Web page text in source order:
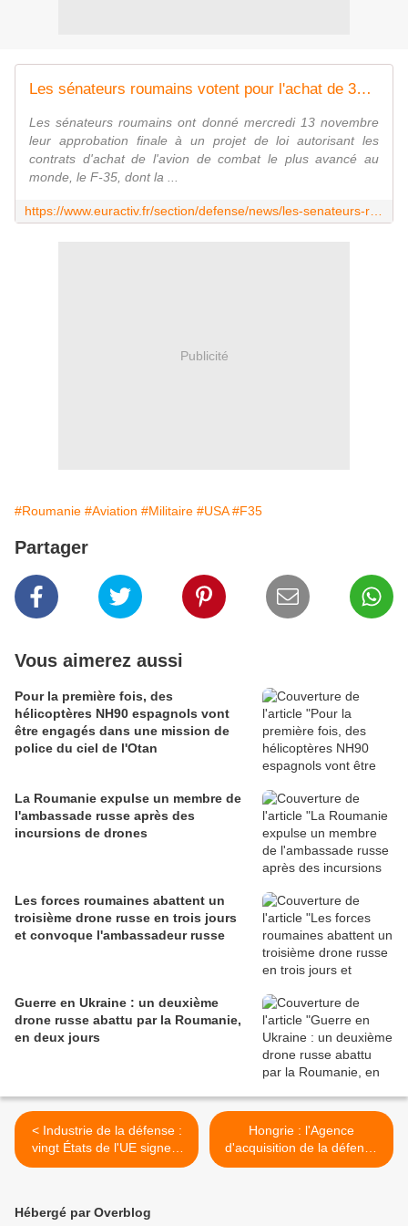
Les sénateurs roumains votent pour l'achat de 32 avions militaires américains F-35
Les sénateurs roumains ont donné mercredi 13 novembre
leur approbation finale à un projet de loi autorisant les
contrats d'achat de l'avion de combat le plus avancé au
monde, le F-35, dont la ...
Publicité
#Roumanie #Aviation #Militaire #USA #F35
Partager
Vous aimerez aussi
Pour la première fois, des
hélicoptères NH90 espagnols vont
être engagés dans une mission de
police du ciel de l'Otan
La Roumanie expulse un membre de
l'ambassade russe après des
incursions de drones
Les forces roumaines abattent un
troisième drone russe en trois jours
et convoque l'ambassadeur russe
Guerre en Ukraine : un deuxième
drone russe abattu par la Roumanie,
en deux jours
< Industrie de la défense :
vingt États de l'UE signent
pour des achats militaires
Hongrie : l'Agence
d'acquisition de la défense
piratée et victime d'une
Hébergé par Overblog